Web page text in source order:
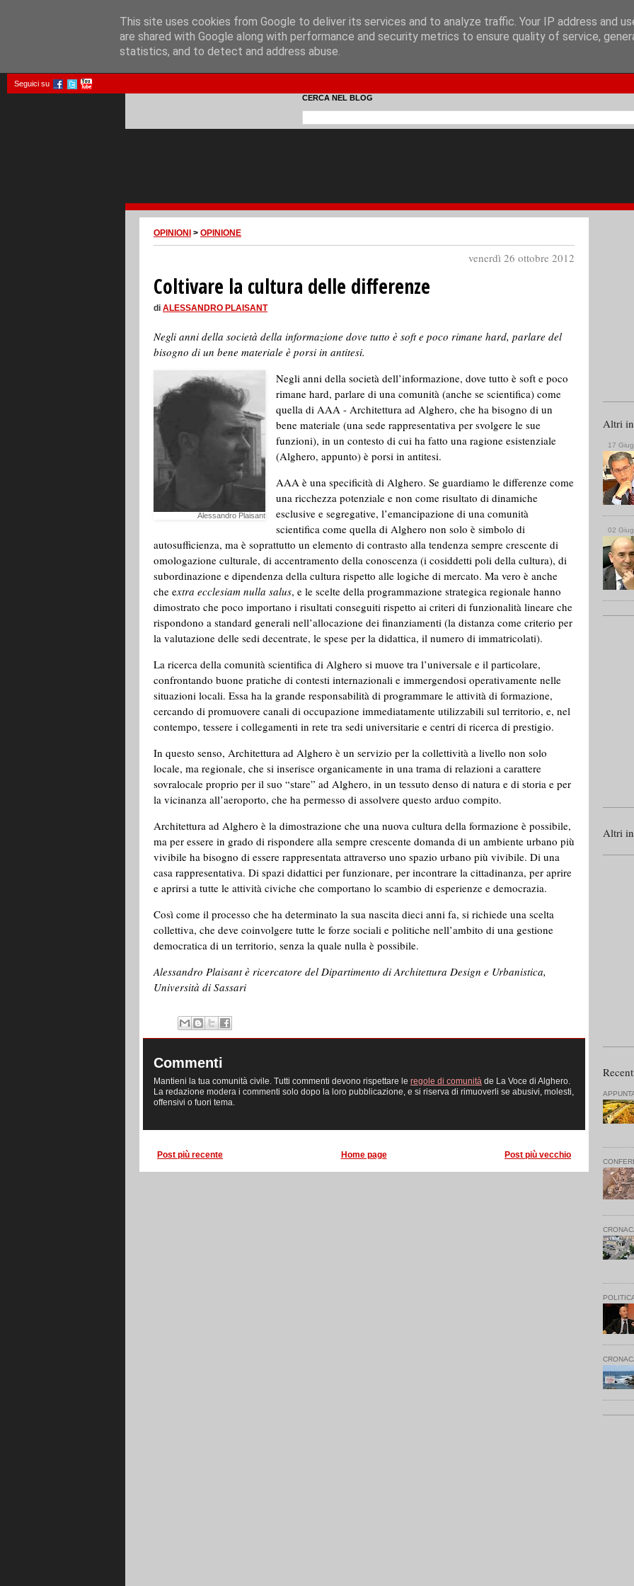
Seguici su
CERCA NEL BLOG
OPINIONI > OPINIONE
venerdì 26 ottobre 2012
Coltivare la cultura delle differenze
di ALESSANDRO PLAISANT
Negli anni della società della informazione dove tutto è soft e poco rimane hard, parlare del
bisogno di un bene materiale è porsi in antitesi.
Alessandro Plaisant
Negli anni della società dell’informazione, dove tutto è soft e poco
rimane hard, parlare di una comunità (anche se scientifica) come
quella di AAA - Architettura ad Alghero, che ha bisogno di un
bene materiale (una sede rappresentativa per svolgere le sue
funzioni), in un contesto di cui ha fatto una ragione esistenziale
(Alghero, appunto) è porsi in antitesi.
AAA è una specificità di Alghero. Se guardiamo le differenze come
una ricchezza potenziale e non come risultato di dinamiche
esclusive e segregative, l’emancipazione di una comunità
scientifica come quella di Alghero non solo è simbolo di
autosufficienza, ma è soprattutto un elemento di contrasto alla tendenza sempre crescente di
omologazione culturale, di accentramento della conoscenza (i cosiddetti poli della cultura), di
subordinazione e dipendenza della cultura rispetto alle logiche di mercato. Ma vero è anche
che extra ecclesiam nulla salus, e le scelte della programmazione strategica regionale hanno
dimostrato che poco importano i risultati conseguiti rispetto ai criteri di funzionalità lineare che
rispondono a standard generali nell’allocazione dei finanziamenti (la distanza come criterio per
la valutazione delle sedi decentrate, le spese per la didattica, il numero di immatricolati).
La ricerca della comunità scientifica di Alghero si muove tra l’universale e il particolare,
confrontando buone pratiche di contesti internazionali e immergendosi operativamente nelle
situazioni locali. Essa ha la grande responsabilità di programmare le attività di formazione,
cercando di promuovere canali di occupazione immediatamente utilizzabili sul territorio, e, nel
contempo, tessere i collegamenti in rete tra sedi universitarie e centri di ricerca di prestigio.
In questo senso, Architettura ad Alghero è un servizio per la collettività a livello non solo
locale, ma regionale, che si inserisce organicamente in una trama di relazioni a carattere
sovralocale proprio per il suo “stare” ad Alghero, in un tessuto denso di natura e di storia e per
la vicinanza all’aeroporto, che ha permesso di assolvere questo arduo compito.
Architettura ad Alghero è la dimostrazione che una nuova cultura della formazione è possibile,
ma per essere in grado di rispondere alla sempre crescente domanda di un ambiente urbano più
vivibile ha bisogno di essere rappresentata attraverso uno spazio urbano più vivibile. Di una
casa rappresentativa. Di spazi didattici per funzionare, per incontrare la cittadinanza, per aprire
e aprirsi a tutte le attività civiche che comportano lo scambio di esperienze e democrazia.
Così come il processo che ha determinato la sua nascita dieci anni fa, si richiede una scelta
collettiva, che deve coinvolgere tutte le forze sociali e politiche nell’ambito di una gestione
democratica di un territorio, senza la quale nulla è possibile.
Alessandro Plaisant è ricercatore del Dipartimento di Architettura Design e Urbanistica,
Università di Sassari
Commenti
Mantieni la tua comunità civile. Tutti commenti devono rispettare le regole di comunità de La Voce di Alghero.
La redazione modera i commenti solo dopo la loro pubblicazione, e si riserva di rimuoverli se abusivi, molesti,
offensivi o fuori tema.
Post più recente Post più vecchio
Home page
Altri in
17
02
Altri in
This site uses cookies from Google to deliver its services and to analyze traffic. Your IP address and
are shared with Google along with performance and security metrics to ensure quality of service,
statistics, and to detect and address abuse.